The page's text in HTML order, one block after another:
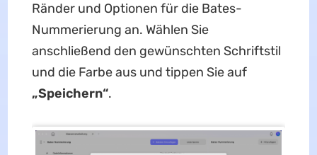
Ränder und Optionen für die Bates-
Nummerierung an. Wählen Sie
anschließend den gewünschten Schriftstil
und die Farbe aus und tippen Sie auf
„Speichern“.